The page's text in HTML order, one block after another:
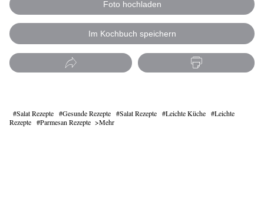
Foto hochladen
Im Kochbuch speichern
Salat Rezepte Gesunde Rezepte Salat Rezepte Leichte Küche
Leichte
Rezepte
Parmesan Rezepte Mehr